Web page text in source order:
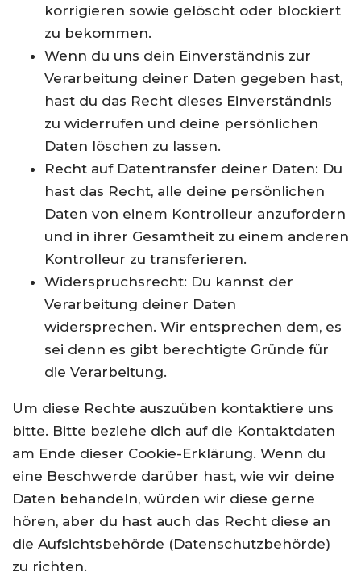
korrigieren sowie gelöscht oder blockiert
zu bekommen.
Wenn du uns dein Einverständnis zur
Verarbeitung deiner Daten gegeben hast,
hast du das Recht dieses Einverständnis
zu widerrufen und deine persönlichen
Daten löschen zu lassen.
Recht auf Datentransfer deiner Daten: Du
hast das Recht, alle deine persönlichen
Daten von einem Kontrolleur anzufordern
und in ihrer Gesamtheit zu einem anderen
Kontrolleur zu transferieren.
Widerspruchsrecht: Du kannst der
Verarbeitung deiner Daten
widersprechen. Wir entsprechen dem, es
sei denn es gibt berechtigte Gründe für
die Verarbeitung.
Um diese Rechte auszuüben kontaktiere uns
bitte. Bitte beziehe dich auf die Kontaktdaten
am Ende dieser Cookie-Erklärung. Wenn du
eine Beschwerde darüber hast, wie wir deine
Daten behandeln, würden wir diese gerne
hören, aber du hast auch das Recht diese an
die Aufsichtsbehörde (Datenschutzbehörde)
zu richten.